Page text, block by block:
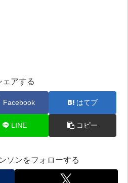
ェアする
Facebook はてブ
LINE コピー
ソンをフォローする